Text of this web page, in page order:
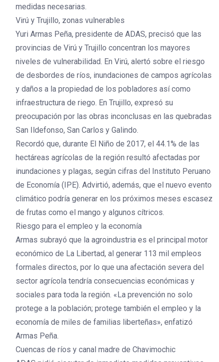
medidas necesarias.
Virú y Trujillo, zonas vulnerables
Yuri Armas Peña, presidente de ADAS, precisó que las
provincias de Virú y Trujillo concentran los mayores
niveles de vulnerabilidad. En Virú, alertó sobre el riesgo
de desbordes de ríos, inundaciones de campos agrícolas
y daños a la propiedad de los pobladores así como
infraestructura de riego. En Trujillo, expresó su
preocupación por las obras inconclusas en las quebradas
San Ildefonso, San Carlos y Galindo.
Recordó que, durante El Niño de 2017, el 44.1% de las
hectáreas agrícolas de la región resultó afectadas por
inundaciones y plagas, según cifras del Instituto Peruano
de Economía (IPE). Advirtió, además, que el nuevo evento
climático podría generar en los próximos meses escasez
de frutas como el mango y algunos cítricos.
Riesgo para el empleo y la economía
Armas subrayó que la agroindustria es el principal motor
económico de La Libertad, al generar 113 mil empleos
formales directos, por lo que una afectación severa del
sector agrícola tendría consecuencias económicas y
sociales para toda la región. «La prevención no solo
protege a la población; protege también el empleo y la
economía de miles de familias liberteñas», enfatizó
Armas Peña.
Cuencas de ríos y canal madre de Chavimochic